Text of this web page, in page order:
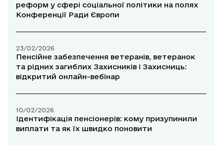
реформ у сфері соціальної політики на полях
Конференції Ради Європи
23/02/2026
Пенсійне забезпечення ветеранів, ветеранок
та рідних загиблих Захисників і Захисниць:
відкритий онлайн-вебінар
10/02/2026
Ідентифікація пенсіонерів: кому призупинили
виплати та як їх швидко поновити